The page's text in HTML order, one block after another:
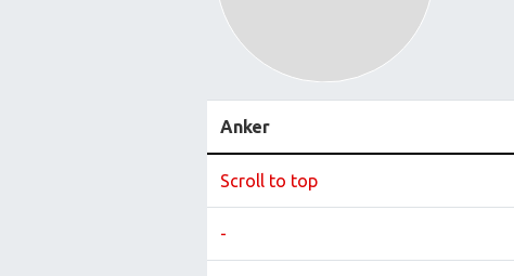
Anker
Scroll to top
-